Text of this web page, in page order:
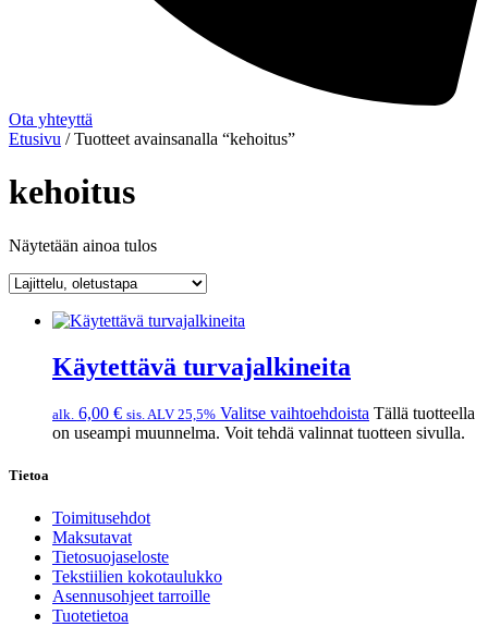
Ota yhteyttä
Etusivu / Tuotteet avainsanalla “kehoitus”
kehoitus
Näytetään ainoa tulos
Käytettävä turvajalkineita
alk. 6,00 € sis. ALV 25,5% Valitse vaihtoehdoista Tällä tuotteella
on useampi muunnelma. Voit tehdä valinnat tuotteen sivulla.
Tietoa
Toimitusehdot
Maksutavat
Tietosuojaseloste
Tekstiilien kokotaulukko
Asennusohjeet tarroille
Tuotetietoa